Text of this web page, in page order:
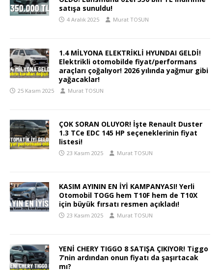
satışa sunuldu!
4 Aralık 2025 Murat TOSUN
1.4 MİLYONA ELEKTRİKLİ HYUNDAI GELDİ!
Elektrikli otomobilde fiyat/performans
araçları çoğalıyor! 2026 yılında yağmur gibi
yağacaklar!
25 Kasım 2025 Murat TOSUN
ÇOK SORAN OLUYOR! İşte Renault Duster
1.3 TCe EDC 145 HP seçeneklerinin fiyat
listesi!
23 Kasım 2025 Murat TOSUN
KASIM AYININ EN İYİ KAMPANYASI! Yerli
Otomobil TOGG hem T10F hem de T10X
için büyük fırsatı resmen açıkladı!
23 Kasım 2025 Murat TOSUN
YENİ CHERY TIGGO 8 SATIŞA ÇIKIYOR! Tiggo
7’nin ardından onun fiyatı da şaşırtacak
mı?